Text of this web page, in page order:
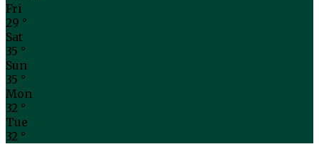
Fri
29 °
Sat
35 °
Sun
35 °
Mon
32 °
Tue
32 °